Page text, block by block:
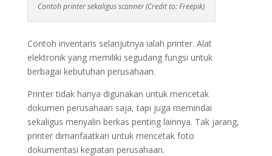
Contoh printer sekaligus scanner (Credit to: Freepik)
Contoh inventaris selanjutnya ialah printer. Alat
elektronik yang memiliki segudang fungsi untuk
berbagai kebutuhan perusahaan.
Printer tidak hanya digunakan untuk mencetak
dokumen perusahaan saja, tapi juga memindai
sekaligus menyalin berkas penting lainnya. Tak jarang,
printer dimanfaatkan untuk mencetak foto
dokumentasi kegiatan perusahaan.